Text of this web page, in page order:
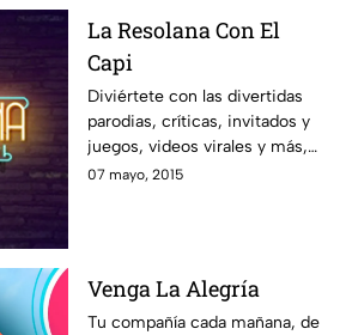
La Resolana Con El
Capi
Diviértete con las divertidas
parodias, críticas, invitados y
juegos, videos virales y más,
con el estilo único de El Capi
07 mayo, 2015
Venga La Alegría
Tu compañía cada mañana, de